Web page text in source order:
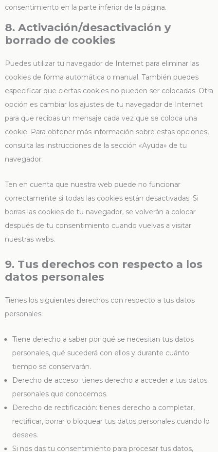
consentimiento en la parte inferior de la página.
8. Activación/desactivación y
borrado de cookies
Puedes utilizar tu navegador de Internet para eliminar las
cookies de forma automática o manual. También puedes
especificar que ciertas cookies no pueden ser colocadas. Otra
opción es cambiar los ajustes de tu navegador de Internet
para que recibas un mensaje cada vez que se coloca una
cookie. Para obtener más información sobre estas opciones,
consulta las instrucciones de la sección «Ayuda» de tu
navegador.
Ten en cuenta que nuestra web puede no funcionar
correctamente si todas las cookies están desactivadas. Si
borras las cookies de tu navegador, se volverán a colocar
después de tu consentimiento cuando vuelvas a visitar
nuestras webs.
9. Tus derechos con respecto a los
datos personales
Tienes los siguientes derechos con respecto a tus datos
personales:
Tiene derecho a saber por qué se necesitan tus datos
personales, qué sucederá con ellos y durante cuánto
tiempo se conservarán.
Derecho de acceso: tienes derecho a acceder a tus datos
personales que conocemos.
Derecho de rectificación: tienes derecho a completar,
rectificar, borrar o bloquear tus datos personales cuando lo
desees.
Si nos das tu consentimiento para procesar tus datos,